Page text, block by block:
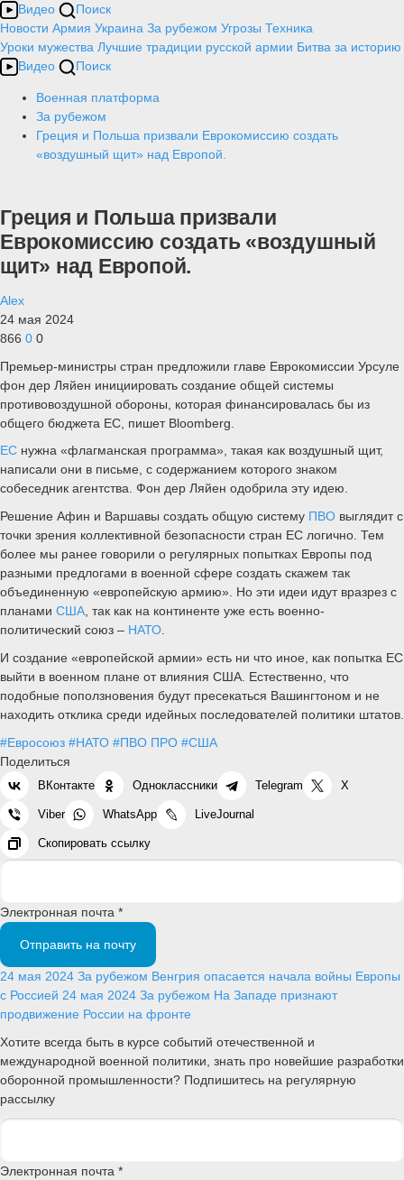
Видео
Поиск
Новости Армия Украина За рубежом Угрозы Техника
Уроки мужества Лучшие традиции русской армии Битва за историю
Видео
Поиск
Военная платформа
За рубежом
Греция и Польша призвали Еврокомиссию создать
«воздушный щит» над Европой.
Греция и Польша призвали
Еврокомиссию создать «воздушный
щит» над Европой.
Alex
24 мая 2024
866 0 0
Премьер-министры стран предложили главе Еврокомиссии Урсуле
фон дер Ляйен инициировать создание общей системы
противовоздушной обороны, которая финансировалась бы из
общего бюджета ЕС, пишет Bloomberg.
ЕС нужна «флагманская программа», такая как воздушный щит,
написали они в письме, с содержанием которого знаком
собеседник агентства. Фон дер Ляйен одобрила эту идею.
Решение Афин и Варшавы создать общую систему ПВО выглядит с
точки зрения коллективной безопасности стран ЕС логично. Тем
более мы ранее говорили о регулярных попытках Европы под
разными предлогами в военной сфере создать скажем так
объединенную «европейскую армию». Но эти идеи идут вразрез с
планами США , так как на континенте уже есть военно-
политический союз – НАТО
И создание «европейской армии» есть ни что иное, как попытка ЕС
выйти в военном плане от влияния США. Естественно, что
подобные поползновения будут пресекаться Вашингтоном и не
находить отклика среди идейных последователей политики штатов.
#Евросоюз #НАТО #ПВО ПРО #США
Поделиться
ВКонтакте Одноклассники Telegram X
Viber WhatsApp LiveJournal
Скопировать ссылку
Электронная почта *
Отправить на почту
24 мая 2024 За рубежом Венгрия опасается начала войны Европы
с Россией 24 мая 2024 За рубежом На Западе признают
продвижение России на фронте
Хотите всегда быть в курсе событий отечественной и
международной военной политики, знать про новейшие разработки
оборонной промышленности? Подпишитесь на регулярную
рассылку
Электронная почта *